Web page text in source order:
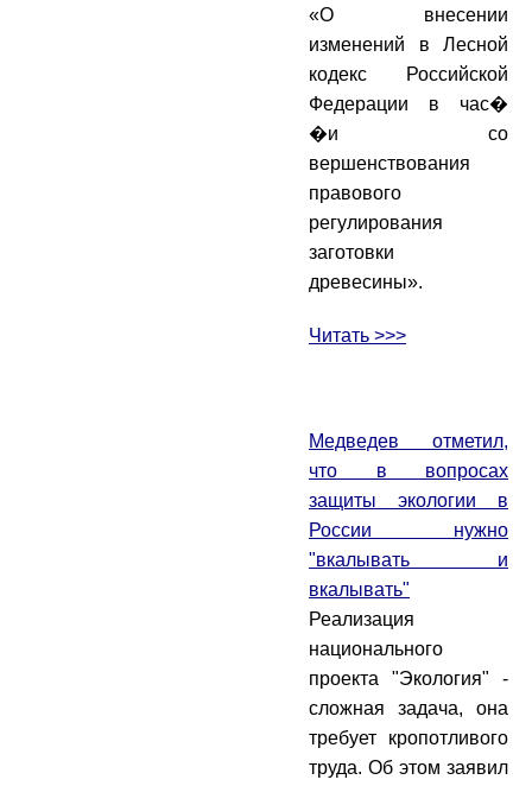
«О внесении
изменений в Лесной
кодекс Российской
Федерации в час�
�и со
вершенствования
правового
регулирования
заготовки
древесины».
Читать >>>
Медведев отметил,
что в вопросах
защиты экологии в
России нужно
"вкалывать и
вкалывать"
Реализация
национального
проекта "Экология" -
сложная задача, она
требует кропотливого
труда. Об этом заявил